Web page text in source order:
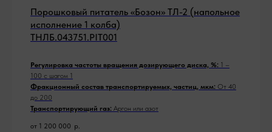
Порошковый питатель «Бозон» ТЛ-2 (напольное
исполнение 1 колба)
ТНЛБ.043751.PIT001
Регулировка частоты вращения дозирующего диска, %: 1 –
100 с шагом 1
Фракционный состав транспортируемых, частиц, мкм: От 40
до 200
Транспортирующий газ: Аргон или азот
от 1 200 000 р.